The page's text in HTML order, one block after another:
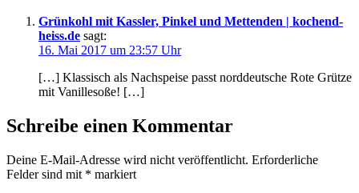
Grünkohl mit Kassler, Pinkel und Mettenden | kochend-
heiss.de sagt:
16. Mai 2017 um 23:57 Uhr
[…] Klassisch als Nachspeise passt norddeutsche Rote Grütze
mit Vanillesoße! […]
Schreibe einen Kommentar
Deine E-Mail-Adresse wird nicht veröffentlicht. Erforderliche
Felder sind mit * markiert